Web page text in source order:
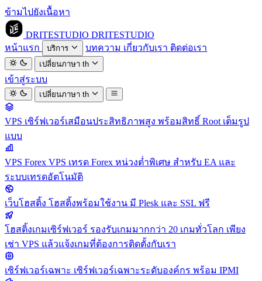
ข้ามไปยังเนื้อหา
DRITESTUDIO DRITESTUDIO
หน้าแรก
บริการ บทความ เกี่ยวกับเรา ติดต่อเรา
เปลี่ยนภาษาth
เข้าสู่ระบบ
เปลี่ยนภาษาth
VPS เซิร์ฟเวอร์เสมือนประสิทธิภาพสูง พร้อมสิทธิ์ Root เต็มรูป
แบบ
VPS Forex VPS เทรด Forex หน่วงต่ำพิเศษ สำหรับ EA และ
ระบบเทรดอัตโนมัติ
เว็บโฮสติ้ง โฮสติ้งพร้อมใช้งาน มี Plesk และ SSL ฟรี
โฮสติ้งเกมเซิร์ฟเวอร์ รองรับเกมมากกว่า 20 เกมทั่วโลก เพียง
เช่า VPS แล้วแจ้งเกมที่ต้องการติดตั้งกับเรา
เซิร์ฟเวอร์เฉพาะ เซิร์ฟเวอร์เฉพาะระดับองค์กร พร้อม IPMI